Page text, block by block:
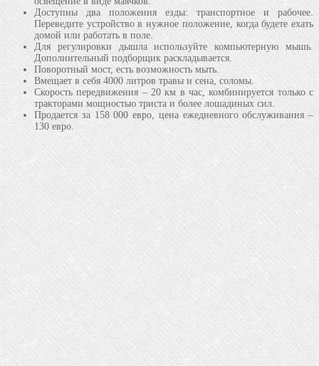
Доступны два положения езды: транспортное и рабочее.
Переведите устройство в нужное положение, когда будете ехать
домой или работать в поле.
Для регулировки дышла используйте компьютерную мышь.
Дополнительный подборщик раскладывается.
Поворотный мост, есть возможность мыть.
Вмещает в себя 4000 литров травы и сена, соломы.
Скорость передвижения – 20 км в час, комбинируется только с
тракторами мощностью триста и более лошадиных сил.
Продается за 158 000 евро, цена ежедневного обслуживания –
130 евро.